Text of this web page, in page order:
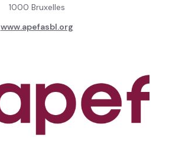
1000 Bruxelles
www.apefasbl.org